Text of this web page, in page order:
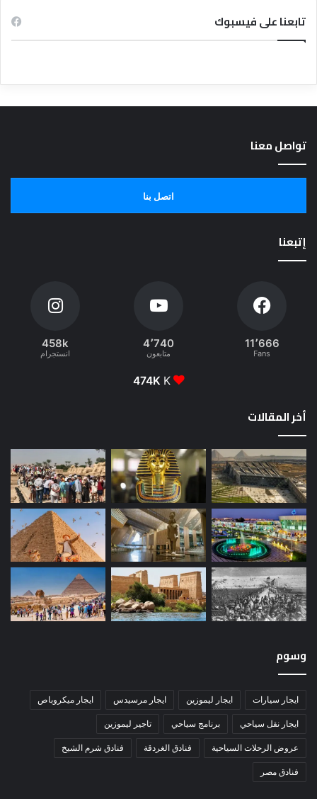
تابعنا على فيسبوك
تواصل معنا
اتصل بنا
إتبعنا
11٬666
Fans
4٬740
متابعون
458k
انستجرام
474K K
أخر المقالات
وسوم
ايجار سيارات ايجار ليموزين ايجار مرسيدس ايجار ميكروباص
ايجار نقل سياحي برنامج سياحي تاجير ليموزين
عروض الرحلات السياحية فنادق الغردقة فنادق شرم الشيخ
فنادق مصر